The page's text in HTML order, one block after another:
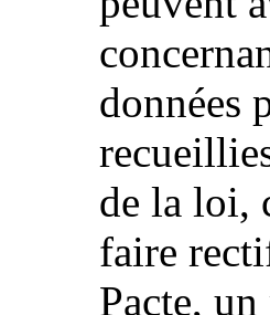
données
de la loi,
faire
Pacte,